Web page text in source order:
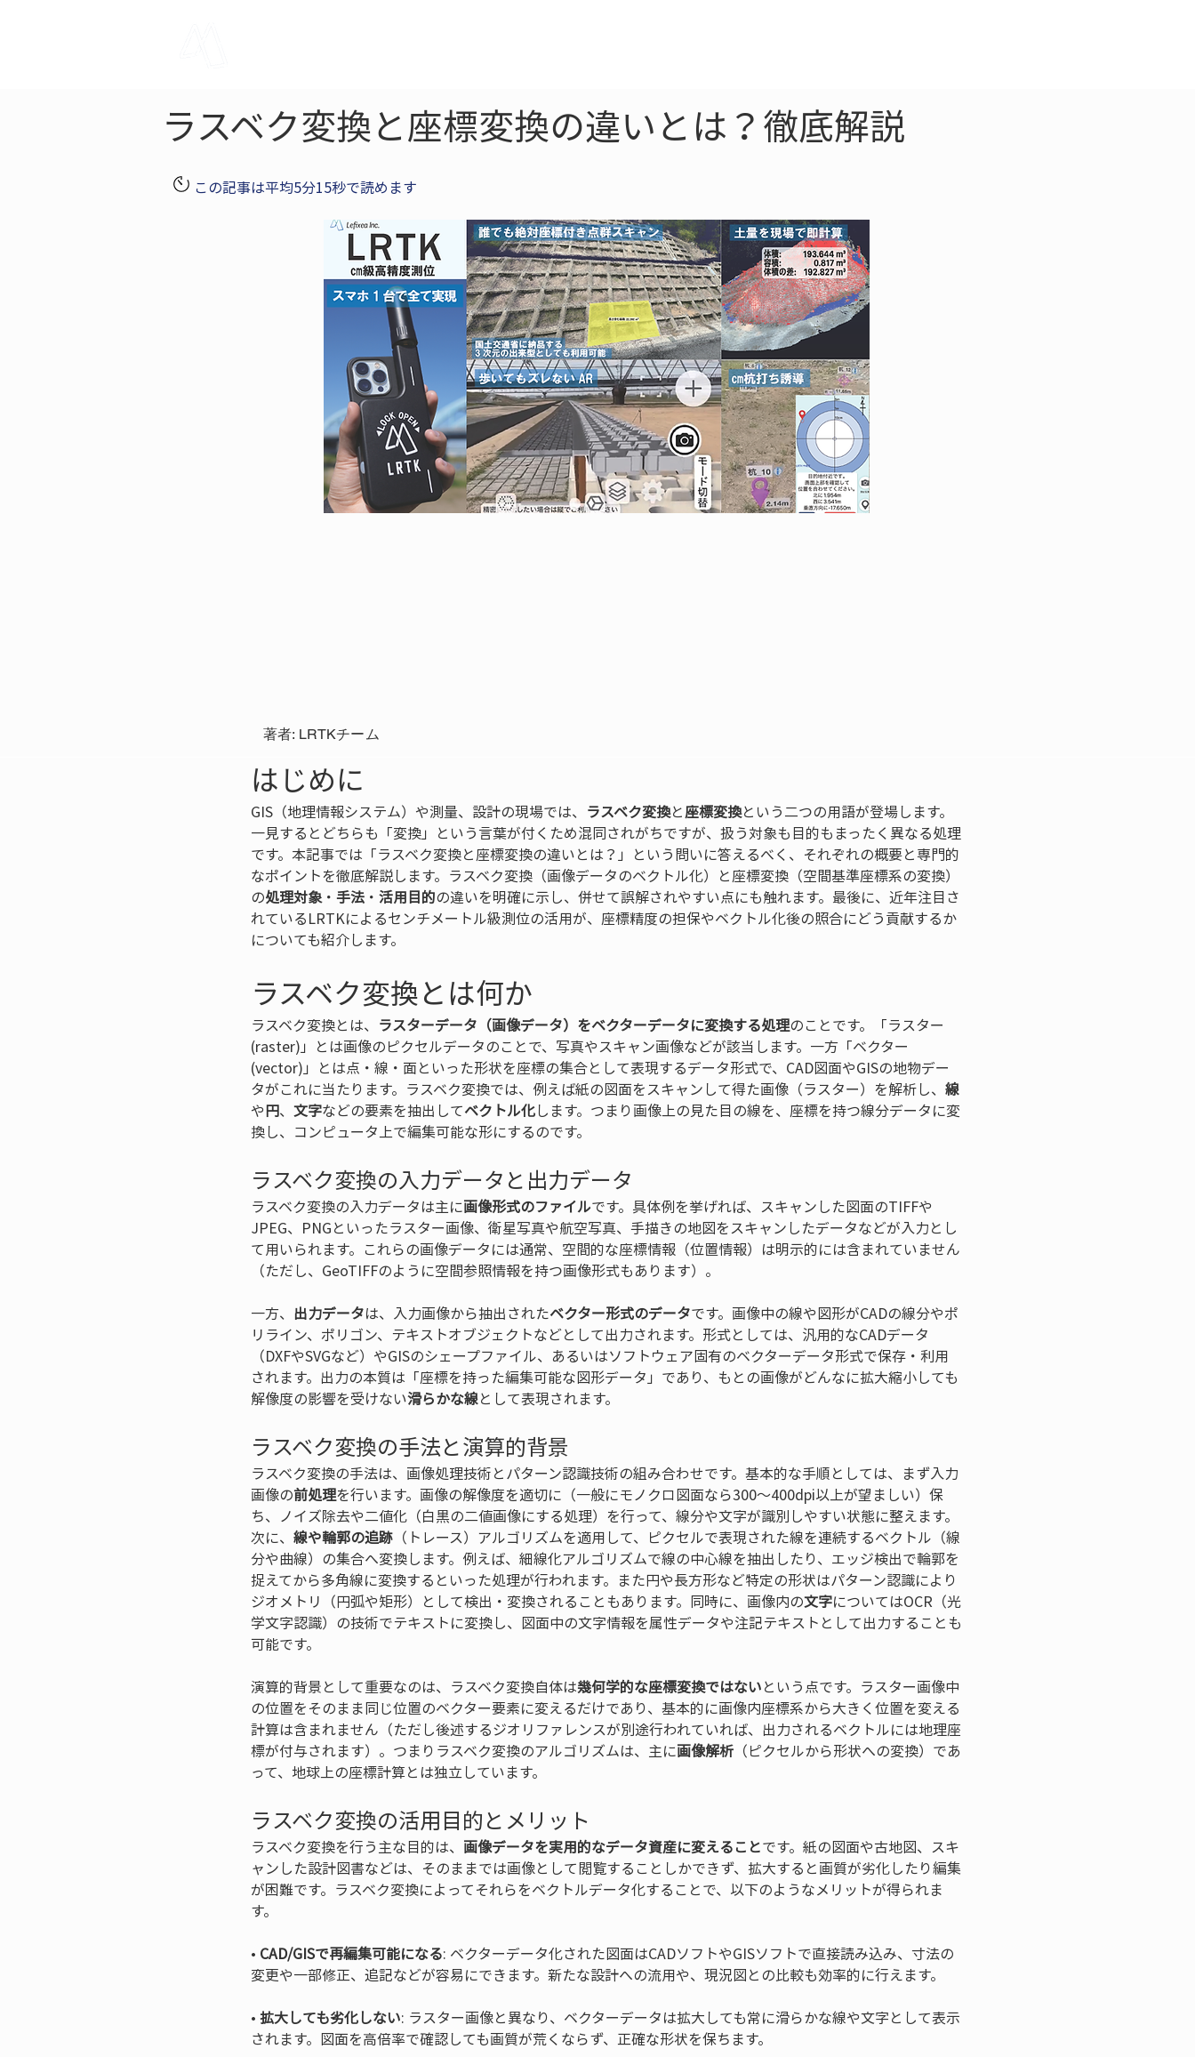
ラスベク変換と座標変換の違いとは？徹底解説
この記事は平均5分15秒で読めます
著者: LRTKチーム
はじめに
GIS（地理情報システム）や測量、設計の現場では、 ラスベク変換と座標変換という二つの用語が登場します。
一見するとどちらも「変換」という言葉が付くため混同されがちですが、扱う対象も目的もまったく異なる処理
です。本記事では「ラスベク変換と座標変換の違いとは？」という問いに答えるべく、それぞれの概要と専門的
なポイントを徹底解説します。ラスベク変換（画像データのベクトル化）と座標変換（空間基準座標系の変換）
の処理対象・ 手法 ・ 活用目的の違いを明確に示し、併せて誤解されやすい点にも触れます。最後に、近年注目さ
れているLRTKによるセンチメートル級測位の活用が、座標精度の担保やベクトル化後の照合にどう貢献するか
についても紹介します。
ラスベク変換とは何か
ラスベク変換とは、 ラスターデータ（画像データ）をベクターデータに変換する処理のことです。「ラスター
(raster)」とは画像のピクセルデータのことで、写真やスキャン画像などが該当します。一方「ベクター
(vector)」とは点・線・面といった形状を座標の集合として表現するデータ形式で、CAD図面やGISの地物デー
タがこれに当たります。ラスベク変換では、例えば紙の図面をスキャンして得た画像（ラスター）を解析し、 線
や円、 文字などの要素を抽出してベクトル化します。つまり画像上の見た目の線を、座標を持つ線分データに変
換し、コンピュータ上で編集可能な形にするのです。
ラスベク変換の入力データと出力データ
ラスベク変換の入力データは主に画像形式のファイルです。具体例を挙げれば、スキャンした図面のTIFFや
JPEG、PNGといったラスター画像、衛星写真や航空写真、手描きの地図をスキャンしたデータなどが入力とし
て用いられます。これらの画像データには通常、空間的な座標情報（位置情報）は明示的には含まれていません
（ただし、GeoTIFFのように空間参照情報を持つ画像形式もあります）。
一方、 出力データは、入力画像から抽出されたベクター形式のデータです。画像中の線や図形がCADの線分やポ
リライン、ポリゴン、テキストオブジェクトなどとして出力されます。形式としては、汎用的なCADデータ
（DXFやSVGなど）やGISのシェープファイル、あるいはソフトウェア固有のベクターデータ形式で保存・利用
されます。出力の本質は「座標を持った編集可能な図形データ」であり、もとの画像がどんなに拡大縮小しても
解像度の影響を受けない滑らかな線として表現されます。
ラスベク変換の手法と演算的背景
ラスベク変換の手法は、画像処理技術とパターン認識技術の組み合わせです。基本的な手順としては、まず入力
画像の前処理を行います。画像の解像度を適切に（一般にモノクロ図面なら300～400dpi以上が望ましい）保
ち、ノイズ除去や二値化（白黒の二値画像にする処理）を行って、線分や文字が識別しやすい状態に整えます。
次に、 線や輪郭の追跡 （トレース）アルゴリズムを適用して、ピクセルで表現された線を連続するベクトル（線
分や曲線）の集合へ変換します。例えば、細線化アルゴリズムで線の中心線を抽出したり、エッジ検出で輪郭を
捉えてから多角線に変換するといった処理が行われます。また円や長方形など特定の形状はパターン認識により
ジオメトリ（円弧や矩形）として検出・変換されることもあります。同時に、画像内の文字についてはOCR（光
学文字認識）の技術でテキストに変換し、図面中の文字情報を属性データや注記テキストとして出力することも
可能です。
演算的背景として重要なのは、ラスベク変換自体は幾何学的な座標変換ではないという点です。ラスター画像中
の位置をそのまま同じ位置のベクター要素に変えるだけであり、基本的に画像内座標系から大きく位置を変える
計算は含まれません（ただし後述するジオリファレンスが別途行われていれば、出力されるベクトルには地理座
標が付与されます）。つまりラスベク変換のアルゴリズムは、主に画像解析 （ピクセルから形状への変換）であ
って、地球上の座標計算とは独立しています。
ラスベク変換の活用目的とメリット
ラスベク変換を行う主な目的は、 画像データを実用的なデータ資産に変えることです。紙の図面や古地図、スキ
ャンした設計図書などは、そのままでは画像として閲覧することしかできず、拡大すると画質が劣化したり編集
が困難です。ラスベク変換によってそれらをベクトルデータ化することで、以下のようなメリットが得られま
す。
• CAD/GISで再編集可能になる: ベクターデータ化された図面はCADソフトやGISソフトで直接読み込み、寸法の
• 拡大しても劣化しない: ラスター画像と異なり、ベクターデータは拡大しても常に滑らかな線や文字として表示